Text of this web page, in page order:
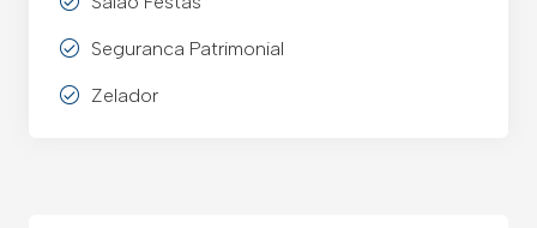
Seguranca Patrimonial
Zelador